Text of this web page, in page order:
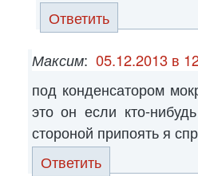
Ответить
Максим: 05.12.2013 в
под конденсатором
это он если кто-
стороной припоять я
Ответить